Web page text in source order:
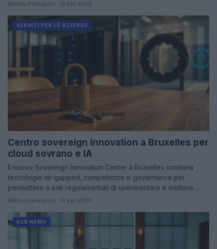
Matteo Pellegrino · 19 Apr 2026
SERVIZI PER LE AZIENDE
Centro sovereign innovation a Bruxelles per
cloud sovrano e IA
Il nuovo Sovereign Innovation Center a Bruxelles combina
tecnologie air-gapped, competenze e governance per
permettere a enti regolamentati di sperimentare e mettere…
Matteo Pellegrino · 14 Apr 2026
B2B NEWS